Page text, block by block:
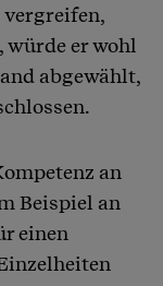
vergreifen,
würde er wohl
abgewählt,
an
Beispiel an
einen